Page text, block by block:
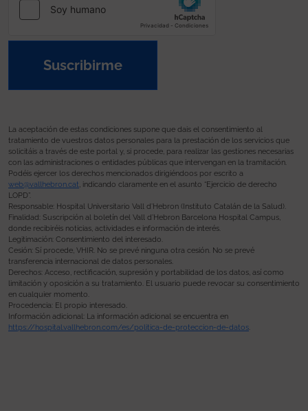
Suscribirme
La aceptación de estas condiciones supone que dais el consentimiento al
tratamiento de vuestros datos personales para la prestación de los servicios que
solicitáis a través de este portal y, si procede, para realizar las gestiones necesarias
con las administraciones o entidades públicas que intervengan en la tramitación.
Podéis ejercer los derechos mencionados dirigiéndoos por escrito a
web@vallhebron.cat, indicando claramente en el asunto “Ejercicio de derecho
LOPD”.
Responsable: Hospital Universitario Vall d’Hebron (Instituto Catalán de la Salud).
Finalidad: Suscripción al boletín del Vall d’Hebron Barcelona Hospital Campus,
donde recibiréis noticias, actividades e información de interés.
Legitimación: Consentimiento del interesado.
Cesión: Sí procede, VHIR. No se prevé ninguna otra cesión. No se prevé
transferencia internacional de datos personales.
Derechos: Acceso, rectificación, supresión y portabilidad de los datos, así como
limitación y oposición a su tratamiento. El usuario puede revocar su consentimiento
en cualquier momento.
Procedencia: El propio interesado.
Información adicional: La información adicional se encuentra en
https://hospital.vallhebron.com/es/politica-de-proteccion-de-datos